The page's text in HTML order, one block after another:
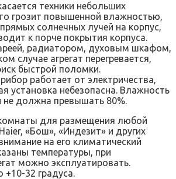
техники небольших
грозит повышенной влажностью,
солнечных лучей на корпус,
к порче покрытия корпуса.
радиатором, духовым шкафом,
случае агрегат перегревается,
быстрой поломки.
работает от электричества,
установка небезопасна. Влажность
должна превышать 80%.
для размещения любой
«Бош», «Индезит» и других
на его климатический
температуры, при
можно эксплуатировать.
+10-32 градуса.